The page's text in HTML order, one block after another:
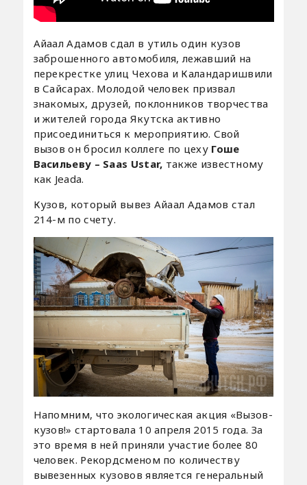
Айаал Адамов сдал в утиль один кузов
заброшенного автомобиля, лежавший на
перекрестке улиц Чехова и Каландаришвили
в Сайсарах. Молодой человек призвал
знакомых, друзей, поклонников творчества
и жителей города Якутска активно
присоединиться к мероприятию. Свой
вызов он бросил коллеге по цеху Гоше
Васильеву – Saas Ustar, также известному
как Jeada.
Кузов, который вывез Айаал Адамов стал
214-м по счету.
Напомним, что экологическая акция «Вызов-
кузов!» стартовала 10 апреля 2015 года. За
это время в ней приняли участие более 80
человек. Рекордсменом по количеству
вывезенных кузовов является генеральный